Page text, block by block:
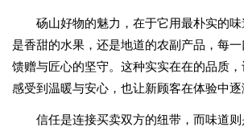
砀山好物的魅力，在于它用最朴实的
是香甜的水果，还是地道的农副产品，每
馈赠与匠心的坚守。这种实实在在的品质
感受到温暖与安心，也让新顾客在体验中逐
信任是连接买卖双方的纽带，而味道